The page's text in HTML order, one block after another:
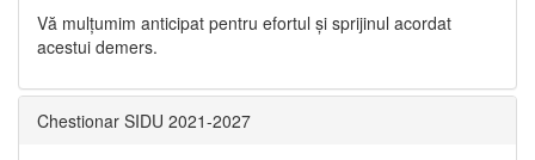
Vă mulţumim anticipat pentru efortul şi sprijinul acordat
acestui demers.
Chestionar SIDU 2021-2027